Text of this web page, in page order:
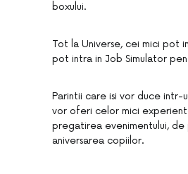
boxului.
Tot la Universe, cei mici pot
pot intra in Job Simulator
Parintii care isi vor duce intr-
vor oferi celor mici
pregatirea evenimentului,
aniversarea copiilor.